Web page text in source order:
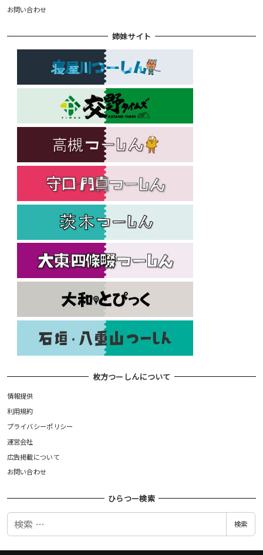
お問い合わせ
姉妹サイト
枚方つーしんについて
情報提供
利用規約
プライバシーポリシー
運営会社
広告掲載について
お問い合わせ
ひらつー検索
検
検索